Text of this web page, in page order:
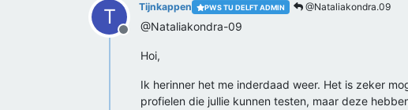
T
Offline
Tijnkappen PWS TU DELFT ADMIN @Nataliakondra.09
@Nataliakondra-09
Hoi,
Ik herinner het me inderdaad weer. Het is zeker
profielen die jullie kunnen testen, maar deze